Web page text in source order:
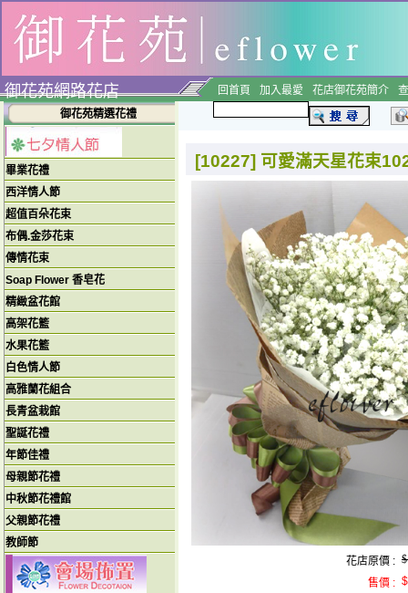
御花苑網路花店 回首頁 加入最愛 花店御花苑簡介
御花苑精選花禮
畢業花禮
西洋情人節
超值百朵花束
布偶.金莎花束
傳情花束
Soap Flower 香皂花
精緻盆花館
高架花籃
水果花籃
白色情人節
高雅蘭花組合
長青盆栽館
聖誕花禮
年節佳禮
母親節花禮
中秋節花禮館
父親節花禮
教師節
[10227] 可愛滿天星花束
花店原價 :
售價 :